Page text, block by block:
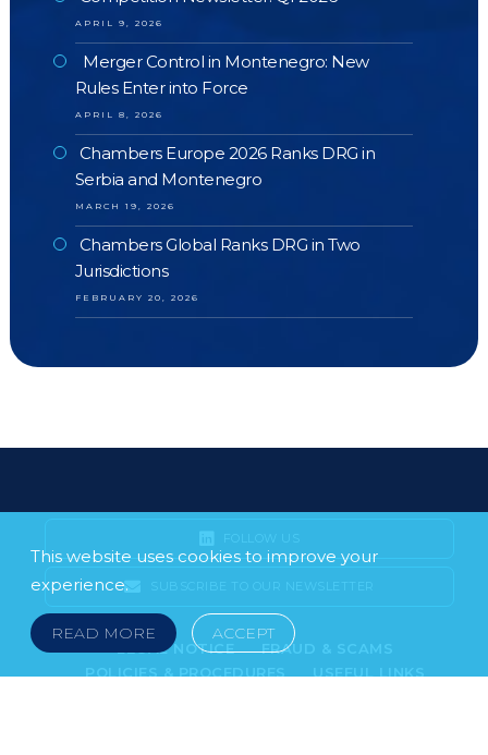
APRIL 9, 2026
Merger Control in Montenegro: New
Rules Enter into Force
APRIL 8, 2026
Chambers Europe 2026 Ranks DRG in
Serbia and Montenegro
MARCH 19, 2026
Chambers Global Ranks DRG in Two
Jurisdictions
FEBRUARY 20, 2026
This website uses cookies to improve your
experience.
READ MORE ACCEPT
SUBSCRIBE TO OUR NEWSLETTER
LEGAL NOTICE
FRAUD & SCAMS
POLICIES & PROCEDURES
USEFUL LINKS